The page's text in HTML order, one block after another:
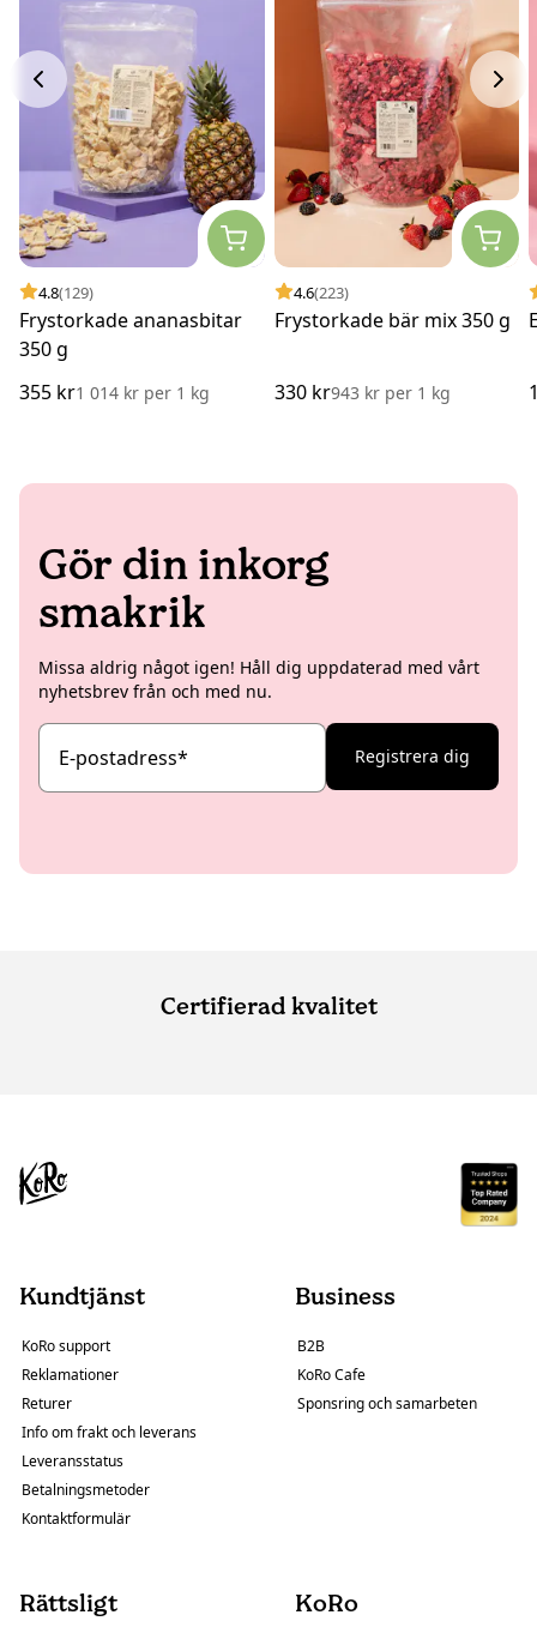
4.8(129)
Frystorkade ananasbitar
350 g
355 kr1 014 kr per 1 kg
4.6(223)
Frystorkade bär mix 350 g
330 kr943 kr per1 kg
Gör din inkorg
smakrik
Missa aldrig något igen! Håll dig uppdaterad med vårt
nyhetsbrev från och med nu.
E-postadress* Registrera dig
Certifierad kvalitet
Kundtjänst
KoRo support
Reklamationer
Returer
Info om frakt och leverans
Leveransstatus
Betalningsmetoder
Kontaktformulär
Business
B2B
KoRo Cafe
Sponsring och samarbeten
Rättsligt KoRo